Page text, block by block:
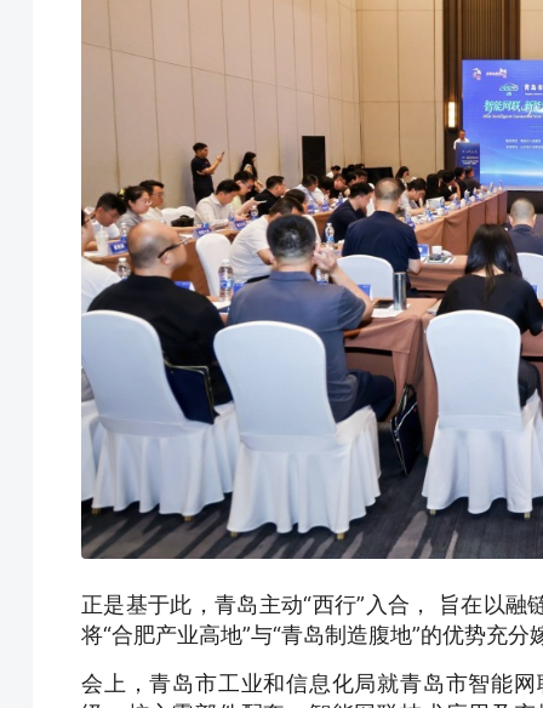
正是基于此，青岛主动“西行”入合， 旨在以
将“合肥产业高地”与“青岛制造腹地”的优势充
会上，青岛市工业和信息化局就青岛市智能